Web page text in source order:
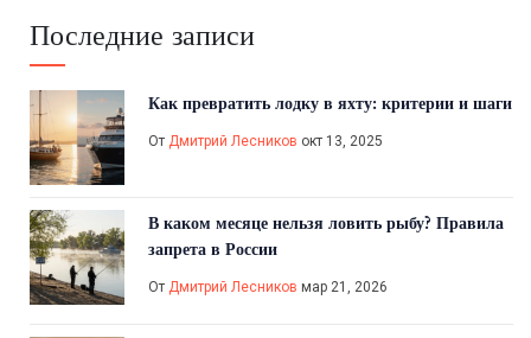
Последние записи
Как превратить лодку в яхту: критерии и шаги
От Дмитрий Лесников окт 13, 2025
В каком месяце нельзя ловить рыбу? Правила
запрета в России
От Дмитрий Лесников мар 21, 2026